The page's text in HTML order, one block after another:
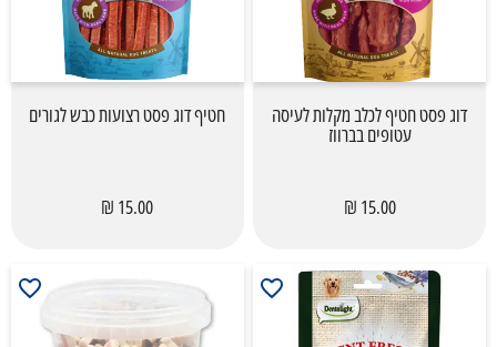
דוג פסט חטיף לכלב מקלות לעיסה
עטופים בברווז
15.00 ₪
חטיף דוג פסט רצועות כבש לגורים
15.00 ₪